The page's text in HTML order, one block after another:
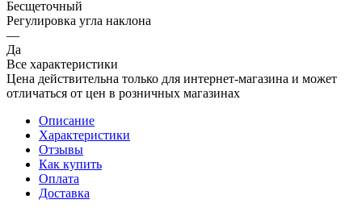
Бесщеточный
Регулировка угла наклона
—
Да
Все характеристики
Цена действительна только для интернет-магазина и может
отличаться от цен в розничных магазинах
Описание
Характеристики
Отзывы
Как купить
Оплата
Доставка